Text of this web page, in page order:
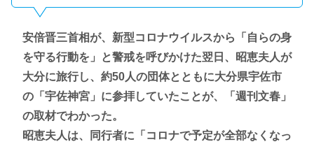
安倍晋三首相が、新型コロナウイルスから「自らの身
を守る行動を」と警戒を呼びかけた翌日、昭恵夫人が
大分に旅行し、約50人の団体とともに大分県宇佐市
の「宇佐神宮」に参拝していたことが、「週刊文春」
の取材でわかった。
昭恵夫人は、同行者に「コロナで予定が全部なくなっ